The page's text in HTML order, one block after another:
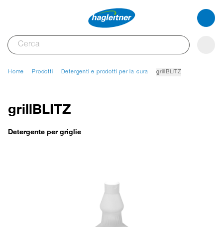
Home Prodotti Detergenti e prodotti per la cura grillBLITZ
grillBLITZ
Detergente per griglie